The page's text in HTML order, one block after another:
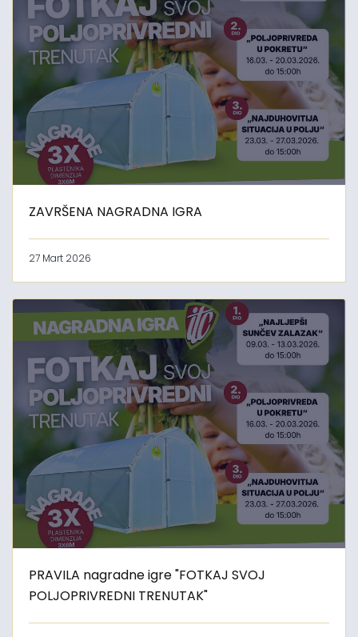
ZAVRŠENA NAGRADNA IGRA
27 Mart 2026
PRAVILA nagradne igre "FOTKAJ SVOJ
POLJOPRIVREDNI TRENUTAK"